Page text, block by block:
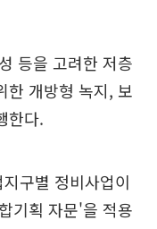
등을 고려한 저층
한 개방형 녹지, 보
한다.
구별 정비사업이
기획 자문'을 적용